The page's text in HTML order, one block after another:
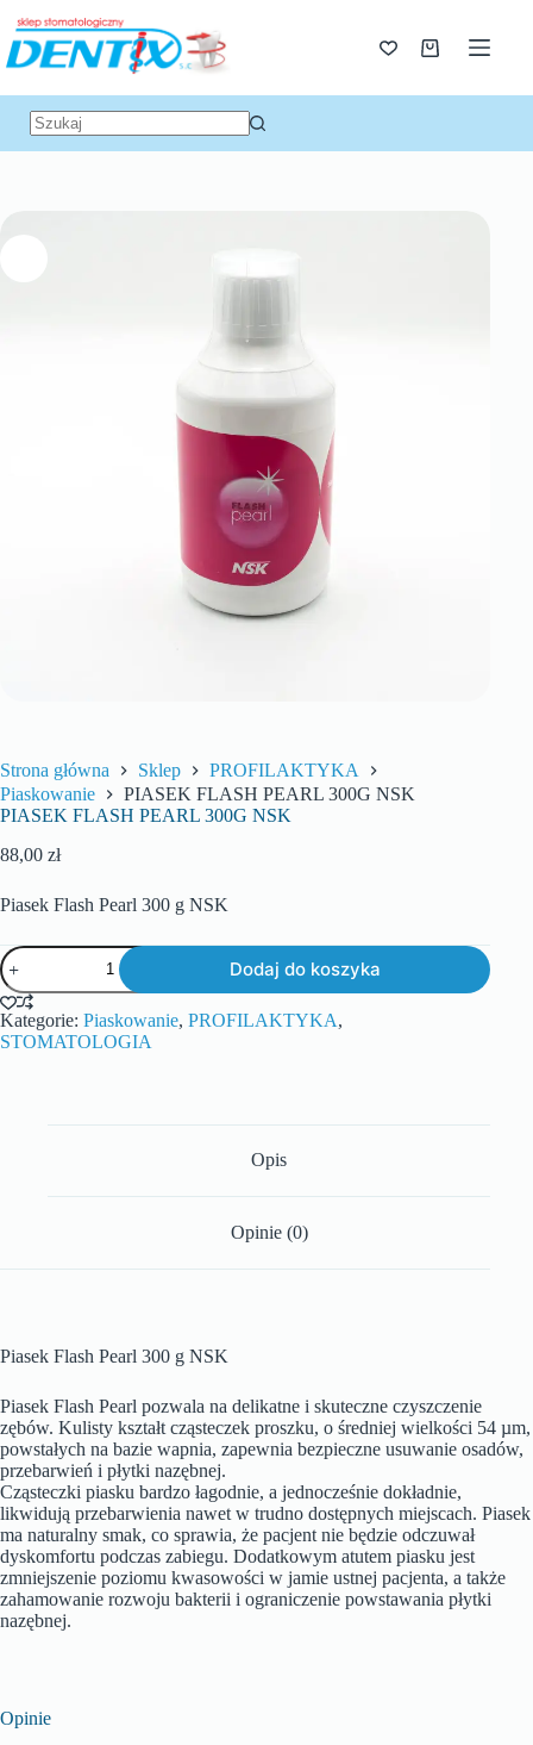
Strona główna Sklep
PROFILAKTYKA
Piaskowanie
PIASEK FLASH PEARL 300G NSK
PIASEK FLASH PEARL 300G NSK
88,00 zł
Piasek Flash Pearl 300 g NSK
Dodaj do koszyka
Kategorie: Piaskowanie, PROFILAKTYKA,
STOMATOLOGIA
Opis
Opinie (0)
Piasek Flash Pearl 300 g NSK
Piasek Flash Pearl pozwala na delikatne i skuteczne czyszczenie
zębów. Kulisty kształt cząsteczek proszku, o średniej wielkości 54 µm,
powstałych na bazie wapnia, zapewnia bezpieczne usuwanie osadów,
przebarwień i płytki nazębnej.
Cząsteczki piasku bardzo łagodnie, a jednocześnie dokładnie,
likwidują przebarwienia nawet w trudno dostępnych miejscach. Piasek
ma naturalny smak, co sprawia, że pacjent nie będzie odczuwał
dyskomfortu podczas zabiegu. Dodatkowym atutem piasku jest
zmniejszenie poziomu kwasowości w jamie ustnej pacjenta, a także
zahamowanie rozwoju bakterii i ograniczenie powstawania płytki
nazębnej.
Opinie